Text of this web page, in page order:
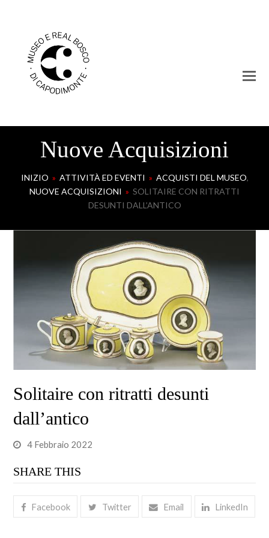
Nuove Acquisizioni
INIZIO » ATTIVITÀ ED EVENTI » ACQUISTI DEL MUSEO,
NUOVE ACQUISIZIONI » SOLITAIRE CON RITRATTI
DESUNTI DALL’ANTICO
Solitaire con ritratti desunti
dall’antico
4 Febbraio 2022
SHARE THIS
Facebook Twitter Email LinkedIn